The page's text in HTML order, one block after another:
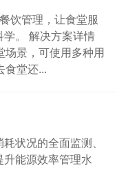
饮管理，让食堂服
。 解决方案详情
场景，可使用多种用
食堂还...
状况的全面监测、
能源效率管理水